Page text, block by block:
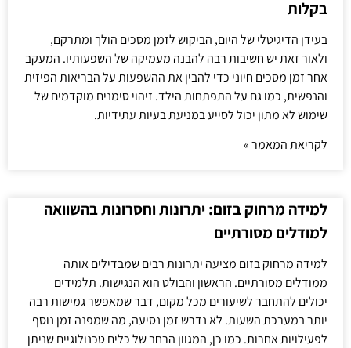
בקלות
בעידן הדיגיטלי של היום, הביקוש לזמן מסכים הולך ומתרקם,
ולאור זאת יש חשיבות רבה להבנה מעמיקה של השפעותיו. המעקב
אחר זמן מסכים חיוני כדי להבין את ההשפעות על הבריאות הפיזית
והנפשית, כמו גם על התפתחות הילד. זיהוי סימנים מוקדמים של
שימוש לא מתון יכול לסייע במניעת בעיות עתידיות.
לקריאת המאמר »
למידה מרחוק בזום: יתרונות וחסרונות בהשוואה
למודלים מסורתיים
למידה מרחוק בזום מציעה יתרונות רבים שמבדילים אותה
ממודלים מסורתיים. הראשון והבולט הוא הנגישות. תלמידים
יכולים להתחבר לשיעורים מכל מקום, דבר שמאפשר גמישות רבה
יותר במערכת השעות. לא נדרש זמן נסיעה, מה שמפנה זמן נוסף
לפעילויות אחרות. כמו כן, המגוון הרחב של כלים טכנולוגיים שניתן